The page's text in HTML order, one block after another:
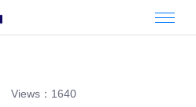
Views：1640